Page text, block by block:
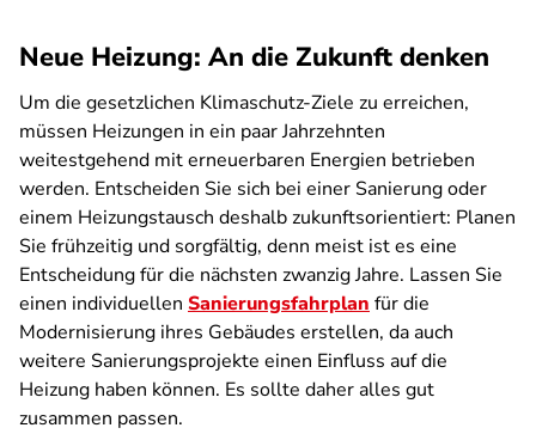
Neue Heizung: An die Zukunft denken
Um die gesetzlichen Klimaschutz-Ziele zu erreichen,
müssen Heizungen in ein paar Jahrzehnten
weitestgehend mit erneuerbaren Energien betrieben
werden. Entscheiden Sie sich bei einer Sanierung oder
einem Heizungstausch deshalb zukunftsorientiert: Planen
Sie frühzeitig und sorgfältig, denn meist ist es eine
Entscheidung für die nächsten zwanzig Jahre. Lassen Sie
einen individuellen Sanierungsfahrplan für die
Modernisierung ihres Gebäudes erstellen, da auch
weitere Sanierungsprojekte einen Einfluss auf die
Heizung haben können. Es sollte daher alles gut
zusammen passen.